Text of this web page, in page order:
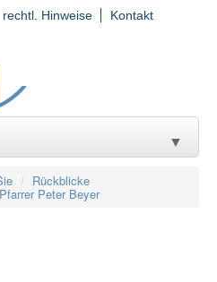
rechtl. Hinweise Kontakt
▼
Rückblicke
Peter Beyer